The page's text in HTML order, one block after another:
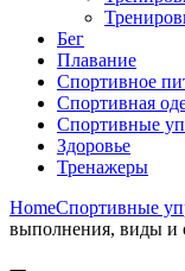
Бег
Плавание
Спортивное
Спортивная
Спортивные
Здоровье
Тренажеры
HomeСпортивные
выполнения, виды и